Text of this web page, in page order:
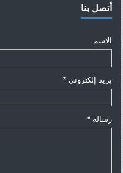
أتصل بنا
الاسم
بريد إلكتروني*
رسالة*